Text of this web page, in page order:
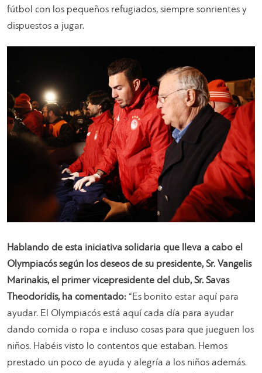
fútbol con los pequeños refugiados, siempre sonrientes y
dispuestos a jugar.
Hablando de esta iniciativa solidaria que lleva a cabo el
Olympiacós según los deseos de su presidente, Sr. Vangelis
Marinakis, el primer vicepresidente del club, Sr. Savas
Theodoridis, ha comentado: “Es bonito estar aquí para
ayudar. El Olympiacós está aquí cada día para ayudar
dando comida o ropa e incluso cosas para que jueguen los
niños. Habéis visto lo contentos que estaban. Hemos
prestado un poco de ayuda y alegría a los niños además.